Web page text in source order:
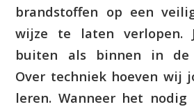
brandstoffen op een
wijze te laten verlopen.
buiten als binnen in de
Over techniek hoeven wij
leren. Wanneer het